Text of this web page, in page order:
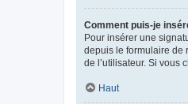
Comment puis-je
Pour insérer une
depuis le formulaire de
de l’utilisateur. Si vous
Haut